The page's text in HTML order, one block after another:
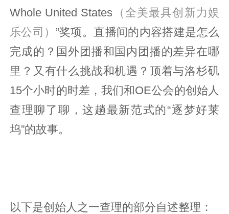
Whole United States （全美最具创新力娱
乐公司） ”奖项。直播间的内容搭建是怎么
完成的？国外团播和国内团播的差异在哪
里？又有什么挑战和机遇？顶着与洛杉矶
15个小时的时差，我们和OE公会的创始人
查理聊了聊，这趟最新范式的“逐梦好莱
坞”的故事。
以下是创始人之一查理的部分自述整理：